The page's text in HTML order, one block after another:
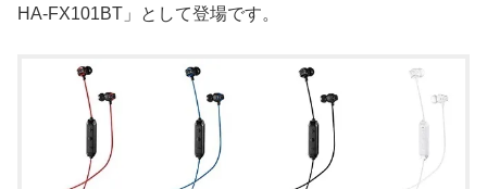
HA-FX101BT」として登場です。